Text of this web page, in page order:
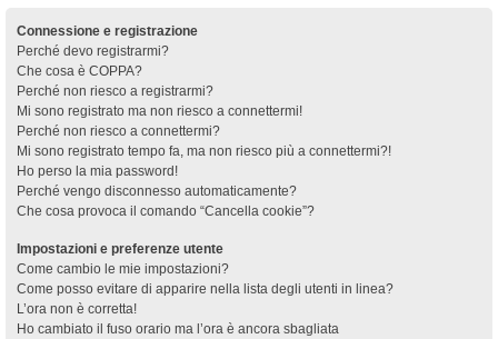
Connessione e registrazione
Perché devo registrarmi?
Che cosa è COPPA?
Perché non riesco a registrarmi?
Mi sono registrato ma non riesco a connettermi!
Perché non riesco a connettermi?
Mi sono registrato tempo fa, ma non riesco più a connettermi?!
Ho perso la mia password!
Perché vengo disconnesso automaticamente?
Che cosa provoca il comando “Cancella cookie”?
Impostazioni e preferenze utente
Come cambio le mie impostazioni?
Come posso evitare di apparire nella lista degli utenti in linea?
L’ora non è corretta!
Ho cambiato il fuso orario ma l’ora è ancora sbagliata